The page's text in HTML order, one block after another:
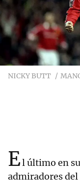
NICKY BUTT
El último en
admiradores